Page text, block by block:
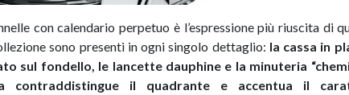
con calendario perpetuo è l’espressione più riuscita di
sono presenti in ogni singolo dettaglio: la cassa in
sul fondello, le lancette dauphine e la minuteria
contraddistingue il quadrante e accentua il